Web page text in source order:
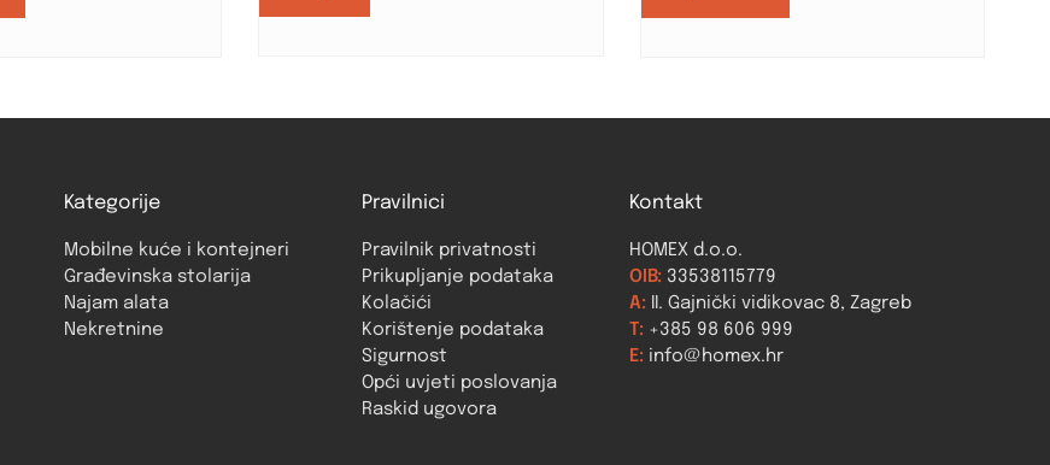
Kategorije
Mobilne kuće i kontejneri
Građevinska stolarija
Najam alata
Nekretnine
Pravilnici
Pravilnik privatnosti
Prikupljanje podataka
Kolačići
Korištenje podataka
Sigurnost
Opći uvjeti poslovanja
Raskid ugovora
Kontakt
HOMEX d.o.o.
OIB: 33538115779
A: II. Gajnički vidikovac 8, Zagreb
T: +385 98 606 999
E: info@homex.hr